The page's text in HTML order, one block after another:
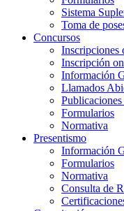
Sistema
Toma de
Concursos
Inscripciones
Inscripción
Información
Llamados
Formularios
Normativa
Presentismo
Información
Formularios
Normativa
Consulta de